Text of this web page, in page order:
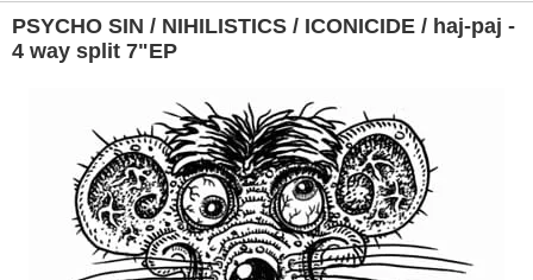
PSYCHO SIN / NIHILISTICS / ICONICIDE / haj-paj -
4 way split 7"EP